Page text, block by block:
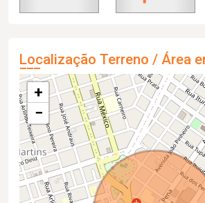
Localização Terreno / Área
+
−